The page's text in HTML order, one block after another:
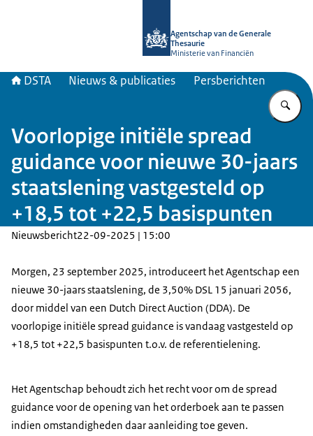
Agentschap van de Generale
Thesaurie
Ministerie van Financiën
DSTA Nieuws & publicaties Persberichten
Voorlopige initiële spread
guidance voor nieuwe 30-jaars
staatslening vastgesteld op
+18,5 tot +22,5 basispunten
Nieuwsbericht22-09-2025 | 15:00
Morgen, 23 september 2025, introduceert het Agentschap een
nieuwe 30-jaars staatslening, de 3,50% DSL 15 januari 2056,
door middel van een Dutch Direct Auction (DDA). De
voorlopige initiële spread guidance is vandaag vastgesteld op
+18,5 tot +22,5 basispunten t.o.v. de referentielening.
Het Agentschap behoudt zich het recht voor om de spread
guidance voor de opening van het orderboek aan te passen
indien omstandigheden daar aanleiding toe geven.